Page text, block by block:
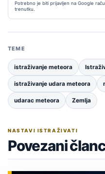
Potrebno je biti prijavljen na Google
trenutku.
TEME
istraživanje meteora
istraživanje udara meteora
udarac meteora Zemlja
NASTAVI ISTRAŽIVATI
Povezani